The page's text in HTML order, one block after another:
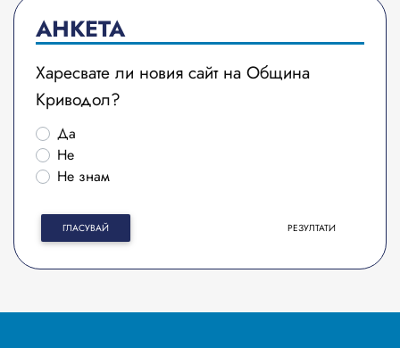
АНКЕТА
Харесвате ли новия сайт на Община
Криводол?
Да
Не
Не знам
ГЛАСУВАЙ РЕЗУЛТАТИ